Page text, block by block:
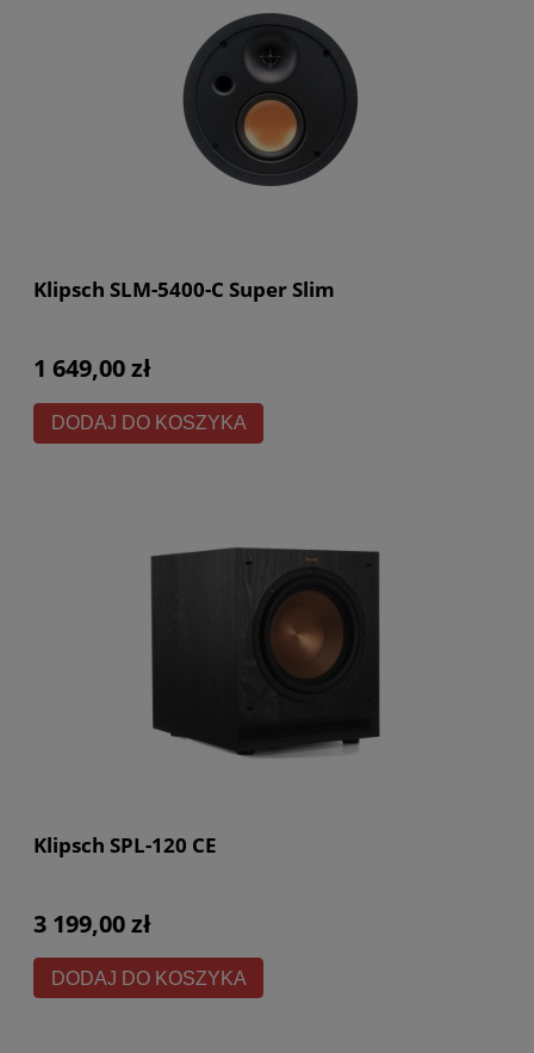
Klipsch SLM-5400-C Super Slim
1 649,00 zł
DODAJ DO KOSZYKA
Klipsch SPL-120 CE
3 199,00 zł
DODAJ DO KOSZYKA